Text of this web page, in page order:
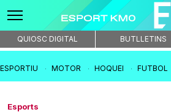
QUIOSC DIGITAL BUTLLETINS
MOTOR HOQUEI FUTBOL
Esports